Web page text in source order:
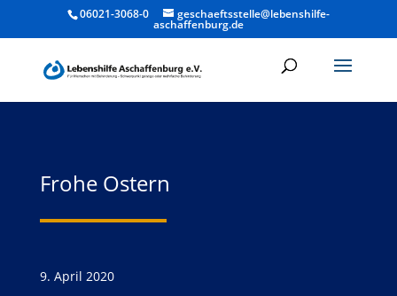
06021-3068-0 geschaeftsstelle@lebenshilfe-
aschaffenburg.de
Frohe Ostern
9. April 2020